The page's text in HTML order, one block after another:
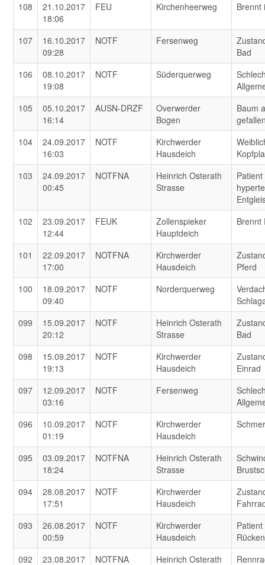
108
21.10.2017
18:06
FEU Kirchenheerweg Brennt
107
16.10.2017
09:28
NOTF Fersenweg
Bad
106
08.10.2017
19:08
NOTF Süderquerweg
105
05.10.2017
16:14
AUSN-DRZF
Overwerder
Bogen
Baum
104
24.09.2017
16:03
NOTF
Kirchwerder
Hausdeich
103
24.09.2017
00:45
NOTFNA
Heinrich Osterath
Strasse
102
23.09.2017
12:44
FEUK
Zollenspieker
Hauptdeich
Brennt
101
22.09.2017
17:00
NOTFNA
Kirchwerder
Hausdeich
Pferd
100
18.09.2017
09:40
NOTF Norderquerweg
099
15.09.2017
20:12
NOTF
Heinrich Osterath
Strasse
Bad
098
15.09.2017
19:13
NOTF
Kirchwerder
Hausdeich
Einrad
097
12.09.2017
03:16
NOTF Fersenweg
096
10.09.2017
01:19
NOTF
Kirchwerder
Hausdeich
095
03.09.2017
18:24
NOTFNA
Heinrich Osterath
Strasse
094
28.08.2017
17:51
NOTF
Kirchwerder
Hausdeich
093
26.08.2017
00:59
NOTF
Kirchwerder
Hausdeich
092
23.08.2017 NOTFNA Heinrich Osterath